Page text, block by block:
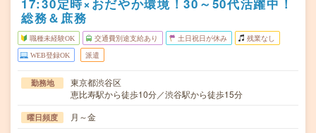
17:30定時×おだやか環境！30～50代活躍中！
総務＆庶務
職種未経験OK 交通費別途支給あり 土日祝日が休み 残業なし
WEB登録OK 派遣
勤務地
東京都渋谷区
恵比寿駅から徒歩10分／渋谷駅から徒歩15分
曜日頻度 月～金